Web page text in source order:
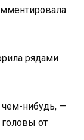
рядами
чем-нибудь, —
от